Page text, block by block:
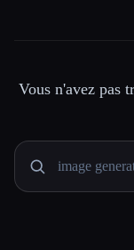
Vous n'avez pas